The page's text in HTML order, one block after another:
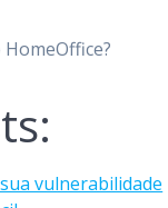
vulnerabilidade